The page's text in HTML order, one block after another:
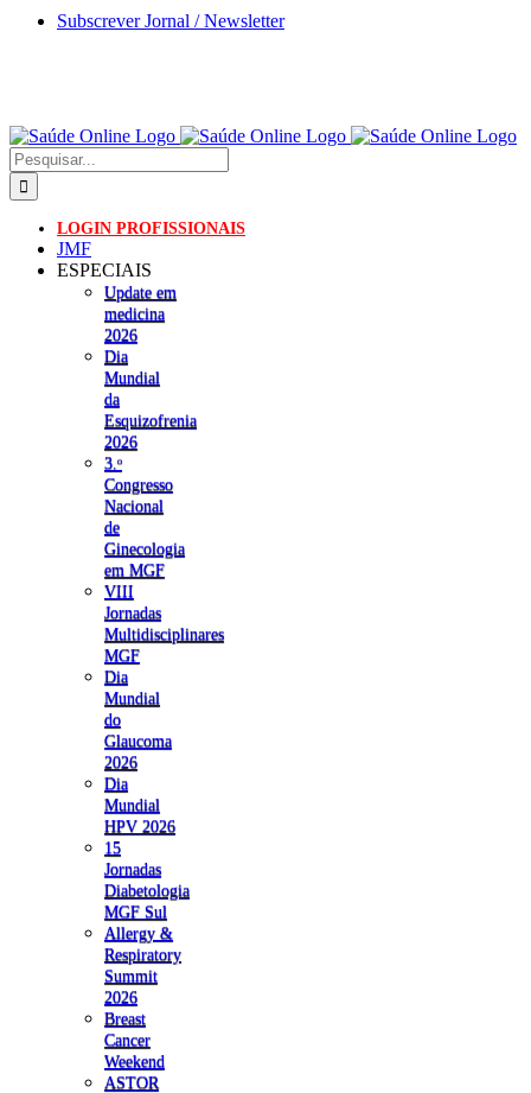
Skip
Subscrever Jornal / Newsletter
Pesquisar
LOGIN PROFISSIONAIS
JMF
ESPECIAIS
Update em
medicina
2026
Dia
Mundial
da
Esquizofrenia
2026
3.ᵒ
Congresso
Nacional
de
Ginecologia
em MGF
VIII
Jornadas
Multidisciplinares
MGF
Dia
Mundial
do
Glaucoma
2026
Dia
Mundial
HPV 2026
15
Jornadas
Diabetologia
MGF Sul
Allergy &
Respiratory
Summit
2026
Breast
Cancer
Weekend
ASTOR